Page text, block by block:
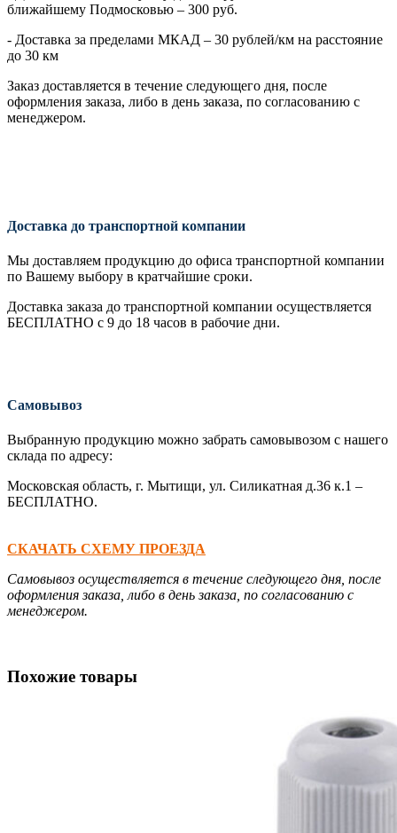
ближайшему Подмосковью – 300 руб.
- Доставка за пределами МКАД – 30 рублей/км на расстояние
до 30 км
Заказ доставляется в течение следующего дня, после
оформления заказа, либо в день заказа, по согласованию с
менеджером.
Доставка до транспортной компании
Мы доставляем продукцию до офиса транспортной компании
по Вашему выбору в кратчайшие сроки.
Доставка заказа до транспортной компании осуществляется
БЕСПЛАТНО с 9 до 18 часов в рабочие дни.
Самовывоз
Выбранную продукцию можно забрать самовывозом с нашего
склада по адресу:
Московская область, г. Мытищи, ул. Силикатная д.36 к.1 –
БЕСПЛАТНО.
CКАЧАТЬ СХЕМУ ПРОЕЗДА
Самовывоз осуществляется в течение следующего дня, после
оформления заказа, либо в день заказа, по согласованию с
менеджером.
Похожие товары